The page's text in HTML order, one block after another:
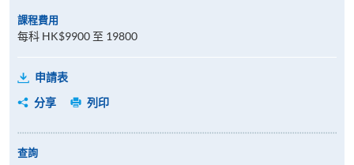
課程費用
每科 HK$9900 至 19800
申請表
分享
列印
查詢